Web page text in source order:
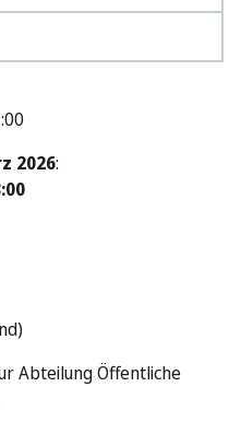
2026:
Abteilung Öffentliche